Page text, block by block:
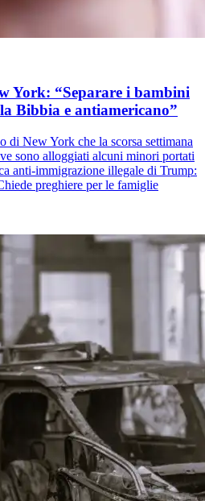
York: “Separare i bambini
Bibbia e antiamericano”
di New York che la scorsa settimana
sono alloggiati alcuni minori portati
anti-immigrazione illegale di Trump:
preghiere per le famiglie